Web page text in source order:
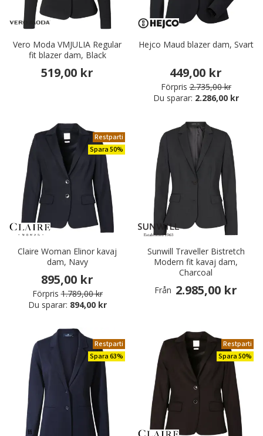
Vero Moda VMJULIA Regular
fit blazer dam, Black
519,00 kr
Hejco Maud blazer dam, Svart
449,00 kr
Förpris 2.735,00 kr
Du sparar: 2.286,00 kr
Restparti
Spara 50%
Claire Woman Elinor kavaj
dam, Navy
895,00 kr
Förpris 1.789,00 kr
Du sparar: 894,00 kr
Sunwill Traveller Bistretch
Modern fit kavaj dam,
Charcoal
Från 2.985,00 kr
Restparti
Spara 63%
Restparti
Spara 50%